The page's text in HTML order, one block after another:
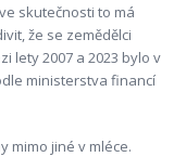
skutečnosti to má
že se zemědělci
lety 2007 a 2023 bylo v
ministerstva financí
mimo jiné v mléce.